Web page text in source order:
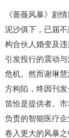
《蔷薇风暴》剧
泥沙俱下，已届
构合伙人婚变及
引发投行的震动
危机。然而谢琳
方构陷，终因刊
笛恰是提供者。
负责的智能医疗
卷入更大的风暴